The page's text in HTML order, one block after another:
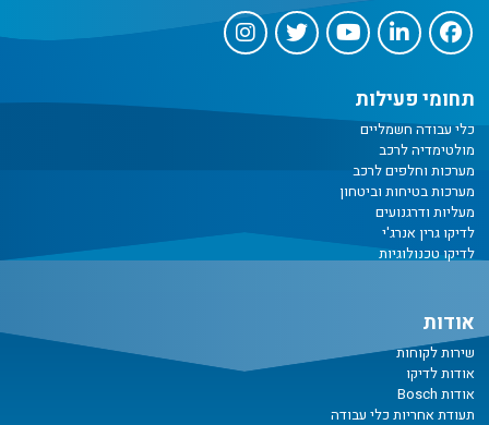
תחומי פעילות
כלי עבודה חשמליים
מולטימדיה לרכב
מערכות וחלפים לרכב
מערכות בטיחות וביטחון
מעליות ודרגנועים
לדיקו גרין אנרג'י
לדיקו טכנולוגיות
אודות
שירות לקוחות
אודות לדיקו
אודות Bosch
תעודת אחריות כלי עבודה